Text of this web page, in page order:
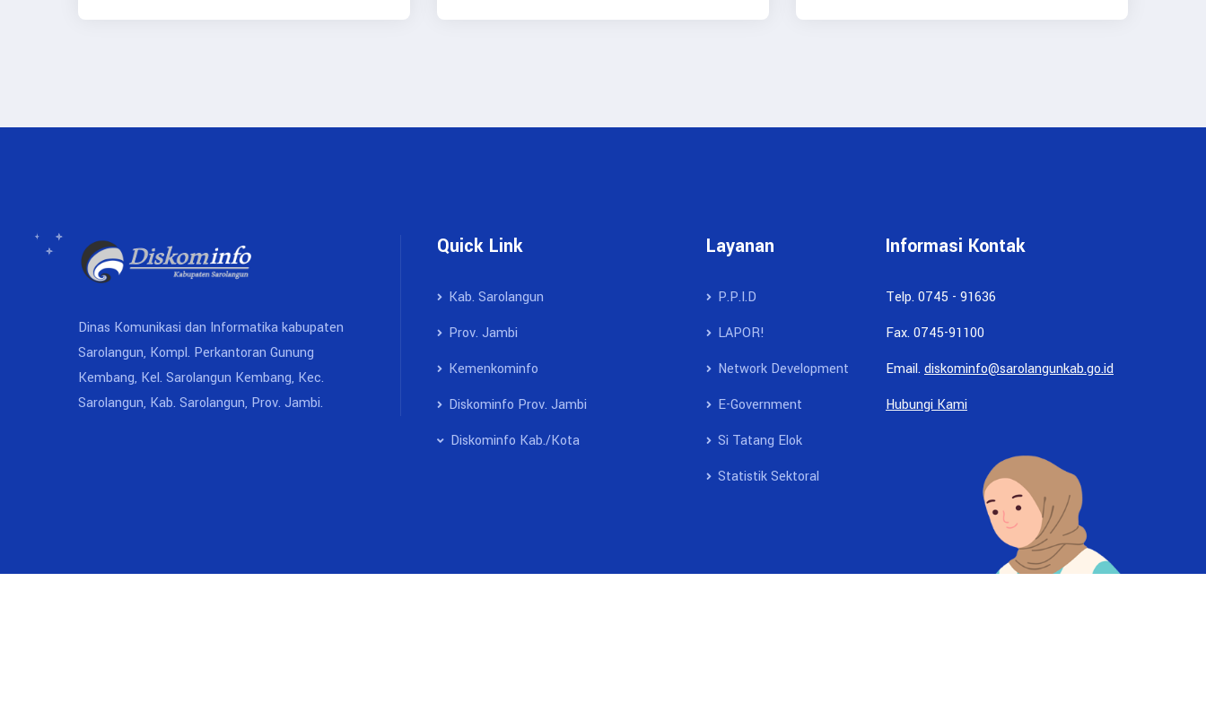
Dinas Komunikasi dan Informatika kabupaten
Sarolangun, Kompl. Perkantoran Gunung
Kembang, Kel. Sarolangun Kembang, Kec.
Sarolangun, Kab. Sarolangun, Prov. Jambi.
Quick Link
Kab. Sarolangun
Prov. Jambi
Kemenkominfo
Diskominfo Prov. Jambi
Diskominfo Kab./Kota
Layanan
P.P.I.D
LAPOR!
Network Development
E-Government
Si Tatang Elok
Statistik Sektoral
Informasi Kontak
Telp. 0745 - 91636
Fax. 0745-91100
Email.diskominfo@sarolangunkab.go.id
Hubungi Kami